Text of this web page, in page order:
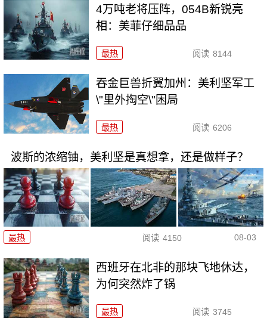
4万吨老将压阵，054B新锐亮
相：美菲仔细品品
最热 阅读 8144
吞金巨兽折翼加州：美利坚军工
\"里外掏空\"困局
最热 阅读 6206
波斯的浓缩铀，美利坚是真想拿，还是做样子？
最热 阅读 4150 08-03
西班牙在北非的那块飞地休达，
为何突然炸了锅
最热 阅读 3745